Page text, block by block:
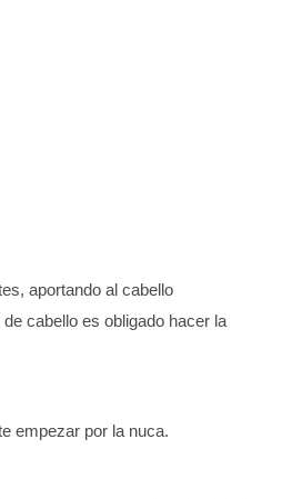
aportando al cabello
cabello es obligado hacer la
empezar por la nuca.